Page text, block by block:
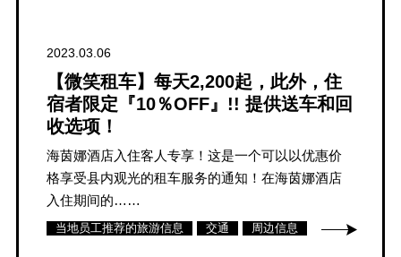
2023.03.06
【微笑租车】每天2,200起，此外，住
宿者限定『10％OFF』!! 提供送车和回
收选项！
海茵娜酒店入住客人专享！这是一个可以以优惠价
格享受县内观光的租车服务的通知！在海茵娜酒店
入住期间的……
当地员工推荐的旅游信息 交通 周边信息